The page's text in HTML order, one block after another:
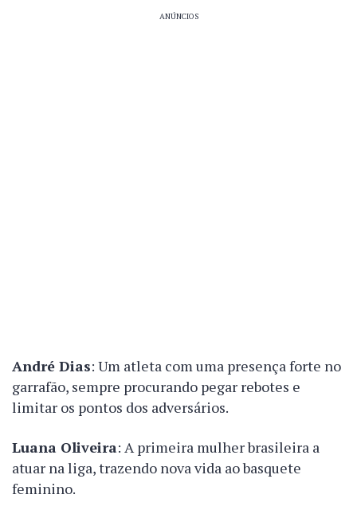
ANÚNCIOS
André Dias: Um atleta com uma presença forte no
garrafão, sempre procurando pegar rebotes e
limitar os pontos dos adversários.
Luana Oliveira: A primeira mulher brasileira a
atuar na liga, trazendo nova vida ao basquete
feminino.